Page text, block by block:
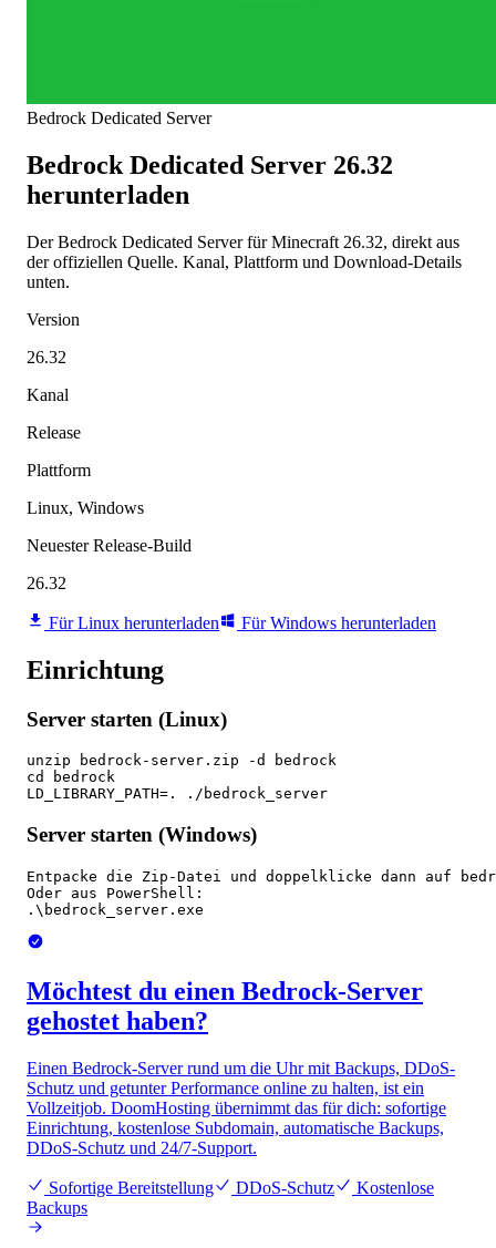
Bedrock Dedicated Server
Bedrock Dedicated Server 26.32
herunterladen
Der Bedrock Dedicated Server für Minecraft 26.32, direkt aus
der offiziellen Quelle. Kanal, Plattform und Download-Details
unten.
Version
26.32
Kanal
Release
Plattform
Linux, Windows
Neuester Release-Build
26.32
Für Linux herunterladen Für Windows herunterladen
Einrichtung
Server starten (Linux)
unzip bedrock-server.zip -d bedrock
cd bedrock
LD_LIBRARY_PATH=. ./bedrock_server
Server starten (Windows)
Entpacke die Zip-Datei und doppelklicke dann auf
Oder aus PowerShell:
.\bedrock_server.exe
Möchtest du einen Bedrock-Server
gehostet haben?
Einen Bedrock-Server rund um die Uhr mit Backups, DDoS-
Schutz und getunter Performance online zu halten, ist ein
Vollzeitjob. DoomHosting übernimmt das für dich: sofortige
Einrichtung, kostenlose Subdomain, automatische Backups,
DDoS-Schutz und 24/7-Support.
Sofortige Bereitstellung DDoS-Schutz
Kostenlose
Backups